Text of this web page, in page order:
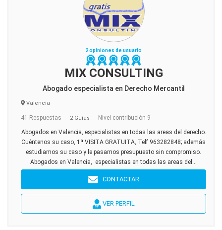
2 opiniones de usuario
MIX CONSULTING
Abogado especialista en Derecho Mercantil
Valencia
41 Respuestas 2 Guías Nivel contribución 9
Abogados en Valencia, especialistas en todas las areas del derecho.
Cuéntenos su caso, 1ª VISITA GRATUITA, Telf 963282848; además
estudiamos su caso y le pasamos presupuesto sin compromiso.
Abogados en Valencia, especialistas en todas las areas del...
CONTACTAR
VER PERFIL